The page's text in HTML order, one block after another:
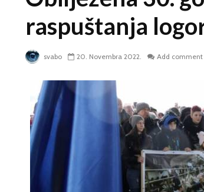
raspuštanja
svabo 20. Novembra 2022. Add comment